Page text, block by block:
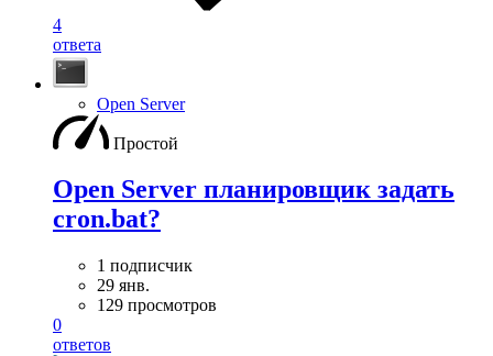
4
ответа
Open Server
Простой
Open Server планировщик задать
cron.bat?
1 подписчик
29 янв.
129 просмотров
0
ответов